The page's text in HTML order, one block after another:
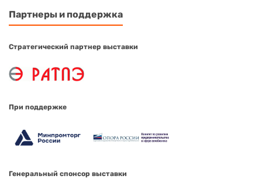
Партнеры и поддержка
Стратегический партнер выставки
При поддержке
Генеральный спонсор выставки